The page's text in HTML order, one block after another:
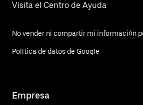
Visita el Centro de Ayuda
No vender ni compartir mi información
Política de datos de Google
Empresa